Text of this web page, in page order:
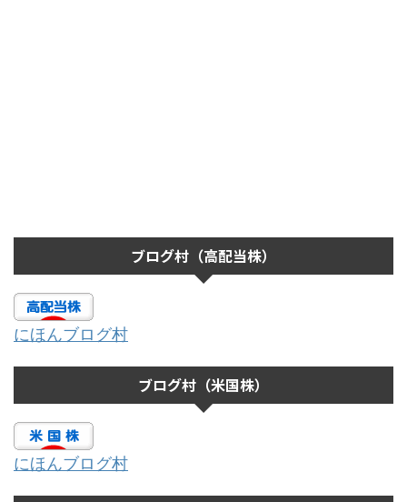
ブログ村（高配当株）
にほんブログ村
ブログ村（米国株）
にほんブログ村